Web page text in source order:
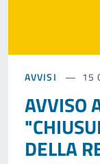
AVVISI 15
AVVISO
DELLA